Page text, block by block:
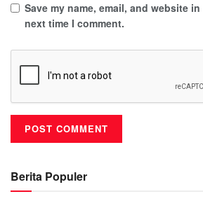
Save my name, email, and website
next time I comment.
Berita Populer